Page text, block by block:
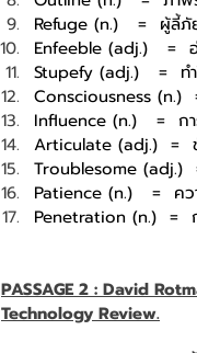
Refuge (n.)
= ผู้ลี้ภั
Enfeeble (adj.)
=
Stupefy (adj.)
= ท
Consciousness (n.)
Influence (n.)
= ก
Articulate (adj.) =
Troublesome (adj.)
Patience (n.)
= ค
Penetration (n.) =
PASSAGE 2 : David
Technology Review.